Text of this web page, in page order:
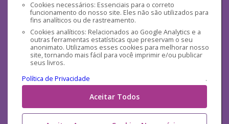
Cookies necessários: Essenciais para o correto
funcionamento do nosso site. Eles não são utilizados para
fins analíticos ou de rastreamento.
Cookies analíticos: Relacionados ao Google Analytics e a
outras ferramentas estatísticas que preservam o seu
anonimato. Utilizamos esses cookies para melhorar nosso
site, tornando mais fácil para você imprimir e/ou publicar
seus livros.
Política de Privacidade
.
Aceitar Todos
Mídias Sociais